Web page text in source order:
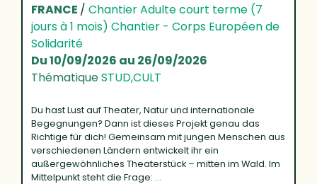
FRANCE / Chantier Adulte court terme (7
jours à 1 mois) Chantier - Corps Européen de
Solidarité
Du 10/09/2026 au 26/09/2026
ThématiqueSTUD,CULT
Du hast Lust auf Theater, Natur und internationale
Begegnungen? Dann ist dieses Projekt genau das
Richtige für dich! Gemeinsam mit jungen Menschen aus
verschiedenen Ländern entwickelt ihr ein
außergewöhnliches Theaterstück – mitten im Wald. Im
Mittelpunkt steht die Frage: ...